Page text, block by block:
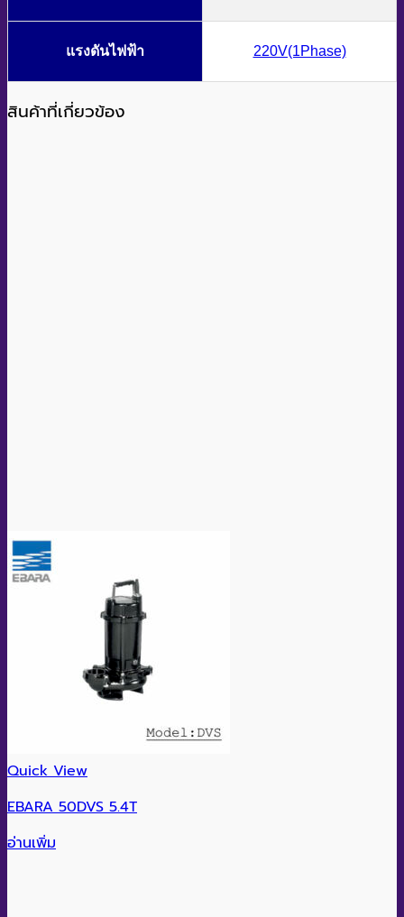
แรงดันไฟฟ้า 220V(1Phase)
สินค้าที่เกี่ยวข้อง
Quick View
EBARA 50DVS 5.4T
อ่านเพิ่ม